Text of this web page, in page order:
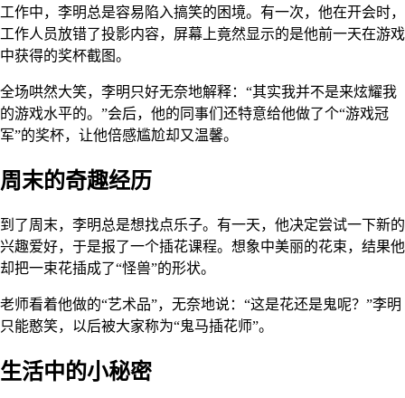
工作中，李明总是容易陷入搞笑的困境。有一次，他在开会时，
工作人员放错了投影内容，屏幕上竟然显示的是他前一天在游戏
中获得的奖杯截图。
全场哄然大笑，李明只好无奈地解释：“其实我并不是来炫耀我
的游戏水平的。”会后，他的同事们还特意给他做了个“游戏冠
军”的奖杯，让他倍感尴尬却又温馨。
周末的奇趣经历
到了周末，李明总是想找点乐子。有一天，他决定尝试一下新的
兴趣爱好，于是报了一个插花课程。想象中美丽的花束，结果他
却把一束花插成了“怪兽”的形状。
老师看着他做的“艺术品”，无奈地说：“这是花还是鬼呢？”李明
只能憨笑，以后被大家称为“鬼马插花师”。
生活中的小秘密